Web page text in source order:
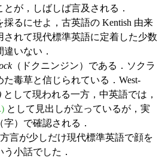
とが，しばしば言及される．
るにせよ，古英語の Kentish 由来
されて現代標準英語に定着した少数
いない．
（ドクニンジン）である．ソクラ
毒草と信じられている．West-
として現われる一方，中英語では，
として見出しが立っているが，実
）で確認される．
言が少しだけ現代標準英語で顔を
小話でした．